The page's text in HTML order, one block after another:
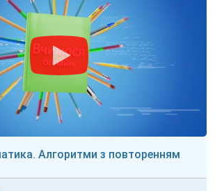
Алгоритми з повторенням